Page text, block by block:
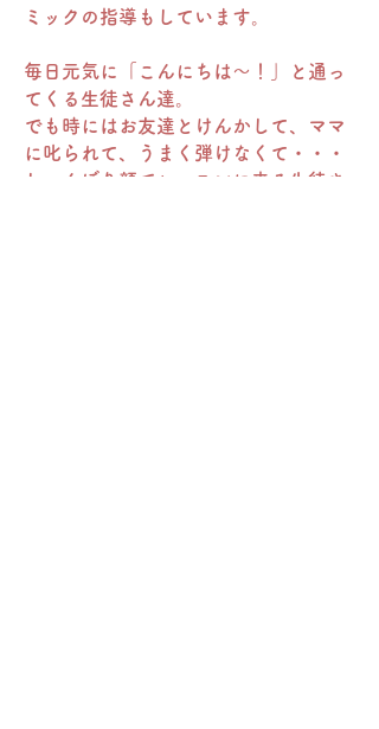
ミックの指導もしています。
毎日元気に「こんにちは～！」と通っ
てくる生徒さん達。
でも時にはお友達とけんかして、ママ
に叱られて、うまく弾けなくて・・・
しょんぼり顔でレッスンに来る生徒さ